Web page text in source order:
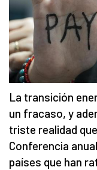
La transición
un fracaso, y
triste realidad
Conferencia
países que han